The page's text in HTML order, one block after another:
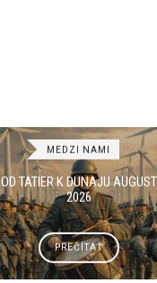
MEDZI NAMI
OD TATIER K DUNAJU AUGUST
2026
PREČÍTAŤ